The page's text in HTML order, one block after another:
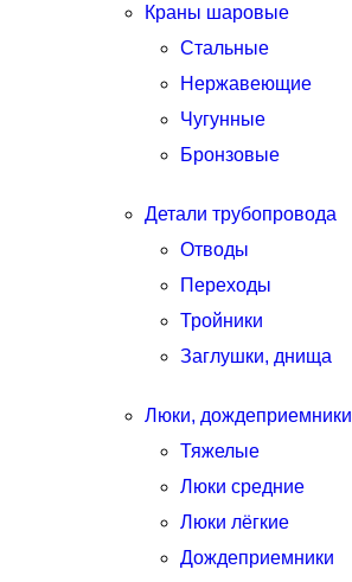
Краны шаровые
Стальные
Нержавеющие
Чугунные
Бронзовые
Детали трубопровода
Отводы
Переходы
Тройники
Заглушки, днища
Люки, дождеприемники
Тяжелые
Люки средние
Люки лёгкие
Дождеприемники